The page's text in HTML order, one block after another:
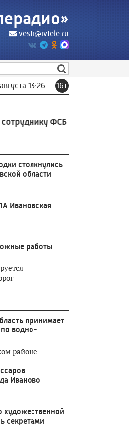
vesti@ivtele.ru
13:26 16+
ФСБ и незаконную
столкнулись
области
Ивановская
работы
принимает
по водно-
районе
Иваново
художественной
секретами